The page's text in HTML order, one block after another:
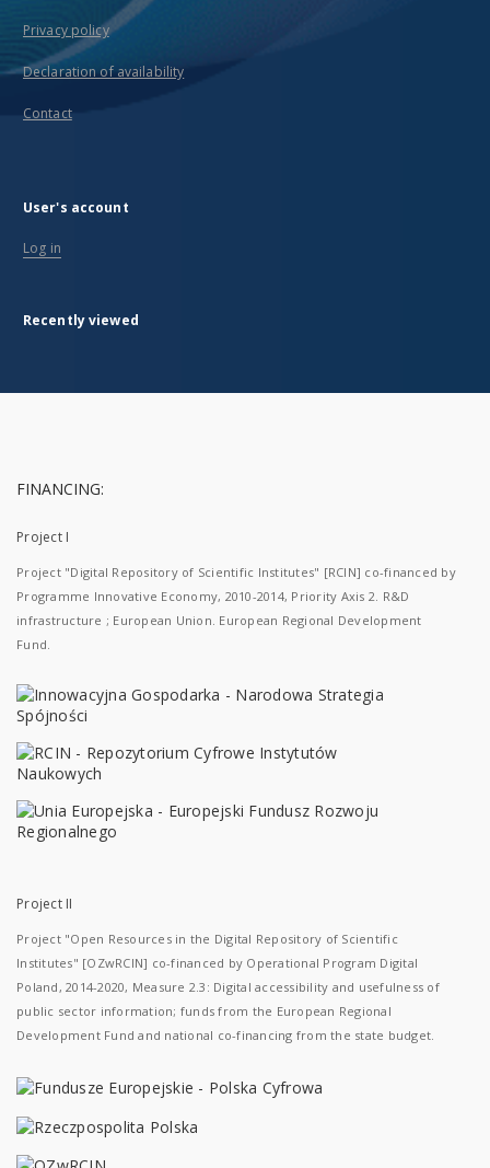
Privacy policy
Declaration of availability
Contact
User's account
Log in
Recently viewed
FINANCING:
Project I
Project "Digital Repository of Scientific Institutes" [RCIN] co-financed by
Programme Innovative Economy, 2010-2014, Priority Axis 2. R&D
infrastructure ; European Union. European Regional Development
Fund.
Project II
Project "Open Resources in the Digital Repository of Scientific
Institutes" [OZwRCIN] co-financed by Operational Program Digital
Poland, 2014-2020, Measure 2.3: Digital accessibility and usefulness of
public sector information; funds from the European Regional
Development Fund and national co-financing from the state budget.